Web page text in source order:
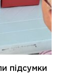
підсумки